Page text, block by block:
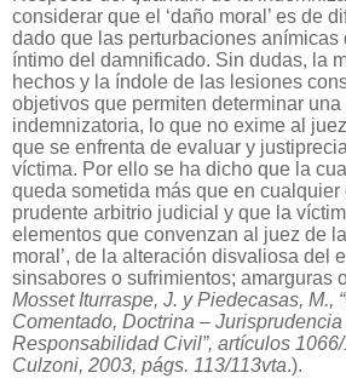
considerar que el ‘daño moral’ es de
dado que las perturbaciones anímicas
íntimo del damnificado. Sin dudas, la
hechos y la índole de las lesiones
objetivos que permiten determinar una
indemnizatoria, lo que no exime al
que se enfrenta de evaluar y
víctima. Por ello se ha dicho que la
queda sometida más que en cualquier
prudente arbitrio judicial y que la
elementos que convenzan al juez de
moral’, de la alteración disvaliosa del
sinsabores o sufrimientos; amarguras
Mosset Iturraspe, J. y Piedecasas, M.,
Comentado, Doctrina –
Responsabilidad Civil”, artículos
Culzoni, 2003, págs. 113/113vta.).